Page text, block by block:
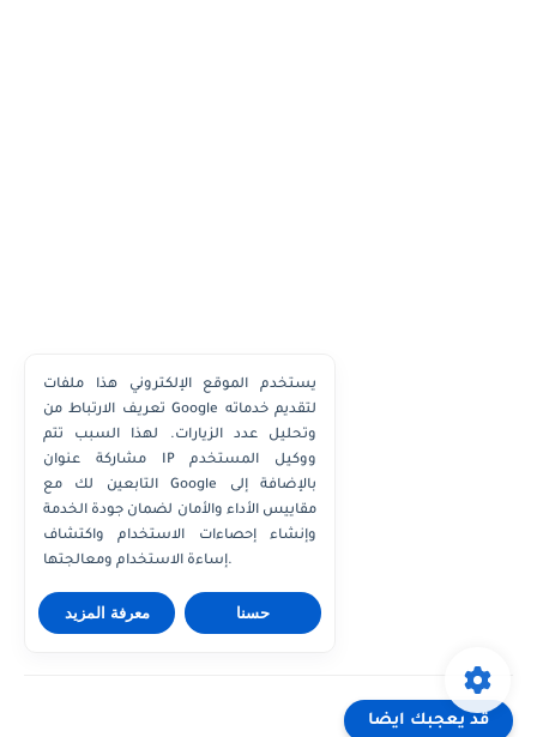
قد يعجبك ايضا
يستخدم الموقع الإلكتروني هذا ملفات
تعريف الارتباط من Google لتقديم خدماته
وتحليل عدد الزيارات. لهذا السبب تتم
مشاركة عنوان IP ووكيل المستخدم
التابعين لك مع Google بالإضافة إلى
مقاييس الأداء والأمان لضمان جودة الخدمة
وإنشاء إحصاءات الاستخدام واكتشاف
إساءة الاستخدام ومعالجتها.
معرفة المزيد حسنا